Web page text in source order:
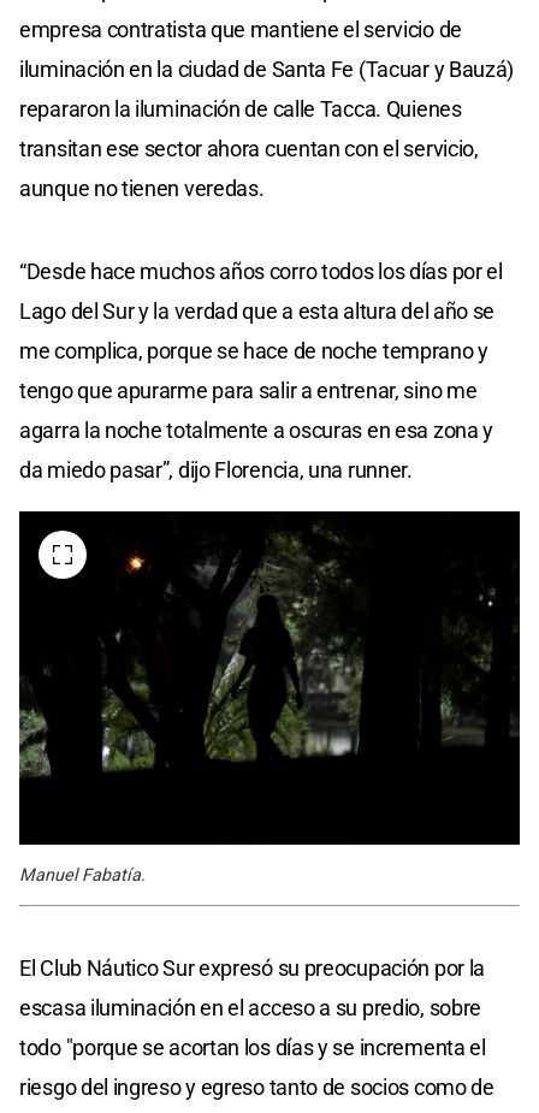
empresa contratista que mantiene el servicio de
iluminación en la ciudad de Santa Fe (Tacuar y Bauzá)
repararon la iluminación de calle Tacca. Quienes
transitan ese sector ahora cuentan con el servicio,
aunque no tienen veredas.
“Desde hace muchos años corro todos los días por el
Lago del Sur y la verdad que a esta altura del año se
me complica, porque se hace de noche temprano y
tengo que apurarme para salir a entrenar, sino me
agarra la noche totalmente a oscuras en esa zona y
da miedo pasar”, dijo Florencia, una runner.
Manuel Fabatía.
El Club Náutico Sur expresó su preocupación por la
escasa iluminación en el acceso a su predio, sobre
todo "porque se acortan los días y se incrementa el
riesgo del ingreso y egreso tanto de socios como de